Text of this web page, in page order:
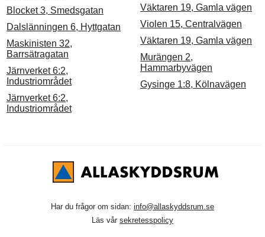
Blocket 3, Smedsgatan
Dalslänningen 6, Hyttgatan
Maskinisten 32,
Barrsätragatan
Järnverket 6:2,
Industriområdet
Järnverket 6:2,
Industriområdet
Väktaren 19, Gamla vägen
Violen 15, Centralvägen
Väktaren 19, Gamla vägen
Murängen 2,
Hammarbyvägen
Gysinge 1:8, Kölnavägen
Har du frågor om sidan: info@allaskyddsrum.se
Läs vår sekretesspolicy